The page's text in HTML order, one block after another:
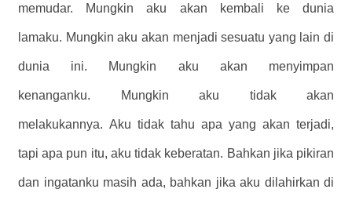
memudar. Mungkin aku akan kembali ke dunia
lamaku. Mungkin aku akan menjadi sesuatu yang lain di
dunia ini. Mungkin aku akan menyimpan
kenanganku. Mungkin aku tidak akan
melakukannya. Aku tidak tahu apa yang akan terjadi,
tapi apa pun itu, aku tidak keberatan. Bahkan jika pikiran
dan ingatanku masih ada, bahkan jika aku dilahirkan di